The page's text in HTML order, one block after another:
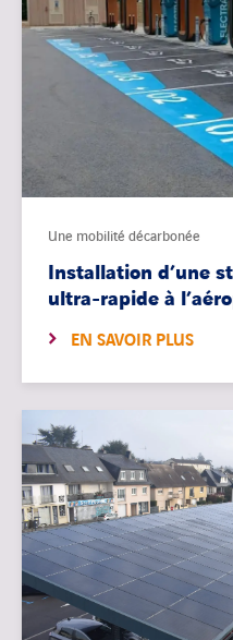
Une mobilité décarbonée
Installation d’une
ultra-rapide à
EN SAVOIR PLUS